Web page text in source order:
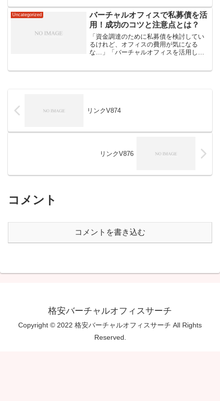
Uncategorized
バーチャルオフィスで私募債を活
用！成功のコツと注意点とは？
「資金調達のために私募債を検討してい
るけれど、オフィスの費用が気になる
な…」「バーチャルオフィスを活用して
リンクV874
リンクV876
コメント
コメントを書き込む
格安バーチャルオフィスサーチ
Copyright © 2022 格安バーチャルオフィスサーチ All Rights
Reserved.